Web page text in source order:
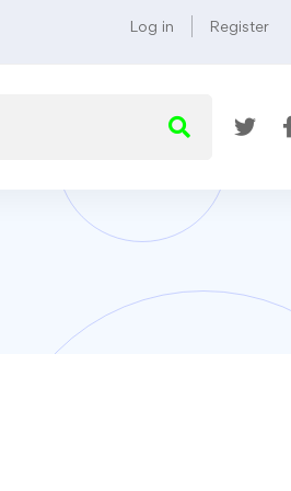
Log in Register